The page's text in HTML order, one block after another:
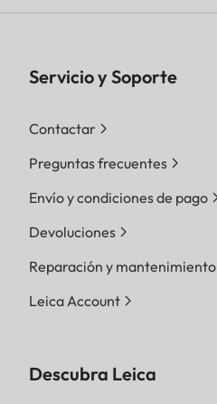
Servicio y Soporte
Contactar
Preguntas frecuentes
Envío y condiciones de pago
Devoluciones
Reparación y mantenimiento
Leica Account
Descubra Leica